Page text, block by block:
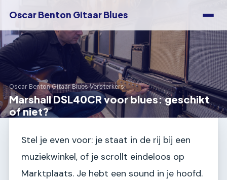
Oscar Benton Gitaar Blues
Oscar Benton Gitaar Blues›Versterkers
Marshall DSL40CR voor blues: geschikt
of niet?
Stel je even voor: je staat in de rij bij een
muziekwinkel, of je scrollt eindeloos op
Marktplaats. Je hebt een sound in je hoofd.